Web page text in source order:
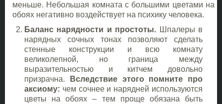
меньше. Небольшая комната с большими цветами на
обоях негативно воздействует на психику человека.
Баланс нарядности и простоты. Шпалеры в
нарядных сочных тонах позволяют сделать
стенные конструкции и всю комнату
великолепной, но граница между
выразительностью и китчем довольно
призрачна.
Вследствие этого помните про
аксиому: чем сочнее и нарядней используются
цветы на обоях – тем проще обязана быть